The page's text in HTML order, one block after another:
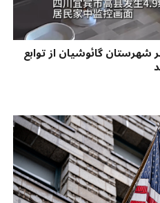
به بزرگی 4.9 ریشتر شهرستان گائوشیان از توابع